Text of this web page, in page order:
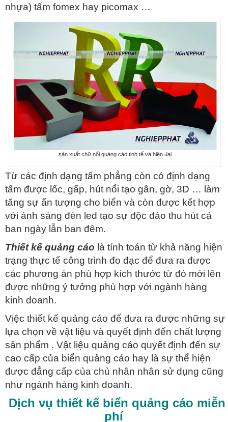
nhựa) tấm fomex hay picomax …
sản xuất chữ nổi quảng cáo tinh tế và hiện đại
Từ các định dạng tấm phẳng còn có định dạng
tấm được lốc, gấp, hút nổi tạo gân, gờ, 3D … làm
tăng sự ấn tượng cho biển và còn được kết hợp
với ánh sáng đèn led tạo sự độc đáo thu hút cả
ban ngày lẫn ban đêm.
Thiết kế quảng cáo là tính toán từ khả năng hiện
trạng thực tế công trình đo đạc để đưa ra được
các phương án phù hợp kích thước từ đó mới lên
được những ý tưởng phù hợp với ngành hàng
kinh doanh.
Việc thiết kế quảng cáo để đưa ra được những sự
lựa chọn về vật liệu và quyết định đến chất lượng
sản phẩm . Vật liệu quảng cáo quyết định đến sự
cao cấp của biển quảng cáo hay là sự thể hiện
được đẳng cấp của chủ nhân nhân sử dụng cũng
như ngành hàng kinh doanh.
Dịch vụ thiết kế biển quảng cáo miễn
phí